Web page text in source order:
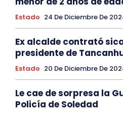
Estado 24 De Diciembre De
Ex alcalde contrató
presidente de
Estado 20 De Diciembre De
Le cae de sorpresa la
Policía de Soledad